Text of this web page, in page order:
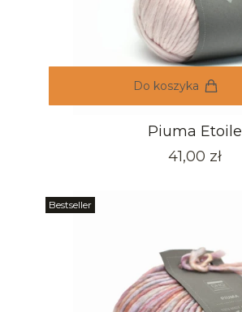
Do koszyka
Piuma Etoile
Cena
41,00 zł
Bestseller